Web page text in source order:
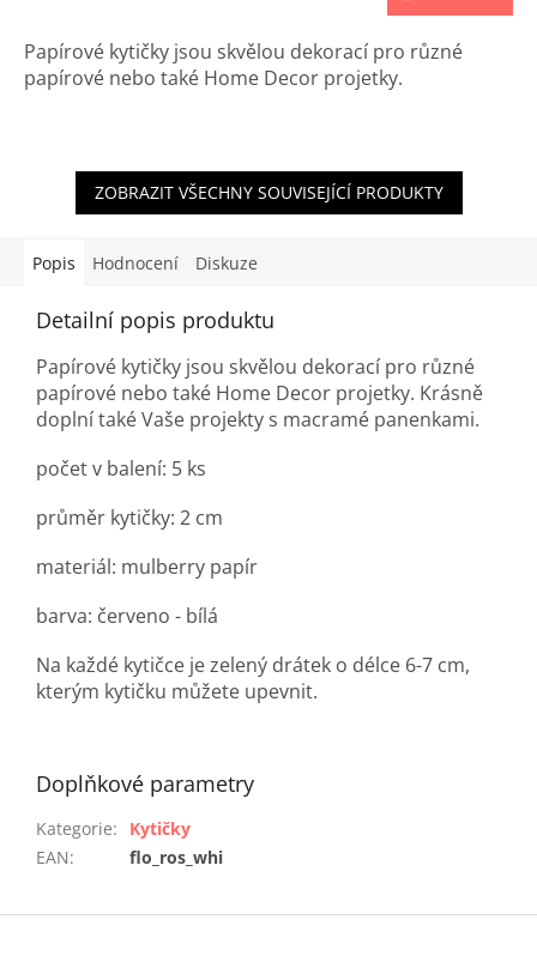
Papírové kytičky jsou skvělou dekorací pro různé
papírové nebo také Home Decor projetky.
ZOBRAZIT VŠECHNY SOUVISEJÍCÍ PRODUKTY
Popis Hodnocení Diskuze
Detailní popis produktu
Papírové kytičky jsou skvělou dekorací pro různé
papírové nebo také Home Decor projetky. Krásně
doplní také Vaše projekty s macramé panenkami.
počet v balení: 5 ks
průměr kytičky: 2 cm
materiál: mulberry papír
barva: červeno - bílá
Na každé kytičce je zelený drátek o délce 6-7 cm,
kterým kytičku můžete upevnit.
Doplňkové parametry
Kategorie:
Kytičky
EAN: flo_ros_whi
Z